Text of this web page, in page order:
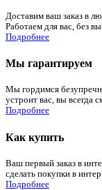
Доставим ваш заказ в
Работаем для вас, без
Подробнее
Мы гарантируем
Мы гордимся
устроит вас, вы всегда
Подробнее
Как купить
Ваш первый заказ в
сделать покупки в
Подробнее